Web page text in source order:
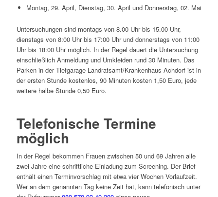
Montag, 29. April, Dienstag, 30. April und Donnerstag, 02. Mai
Untersuchungen sind montags von 8.00 Uhr bis 15.00 Uhr,
dienstags von 8:00 Uhr bis 17:00 Uhr und donnerstags von 11:00
Uhr bis 18:00 Uhr möglich. In der Regel dauert die Untersuchung
einschließlich Anmeldung und Umkleiden rund 30 Minuten. Das
Parken in der Tiefgarage Landratsamt/Krankenhaus Achdorf ist in
der ersten Stunde kostenlos, 90 Minuten kosten 1,50 Euro, jede
weitere halbe Stunde 0,50 Euro.
Telefonische Termine
möglich
In der Regel bekommen Frauen zwischen 50 und 69 Jahren alle
zwei Jahre eine schriftliche Einladung zum Screening. Der Brief
enthält einen Terminvorschlag mit etwa vier Wochen Vorlaufzeit.
Wer an dem genannten Tag keine Zeit hat, kann telefonisch unter